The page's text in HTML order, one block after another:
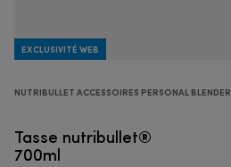
EXCLUSIVITÉ WEB
NUTRIBULLET ACCESSOIRES PERSONAL BLENDER
Tasse nutribullet®
700ml